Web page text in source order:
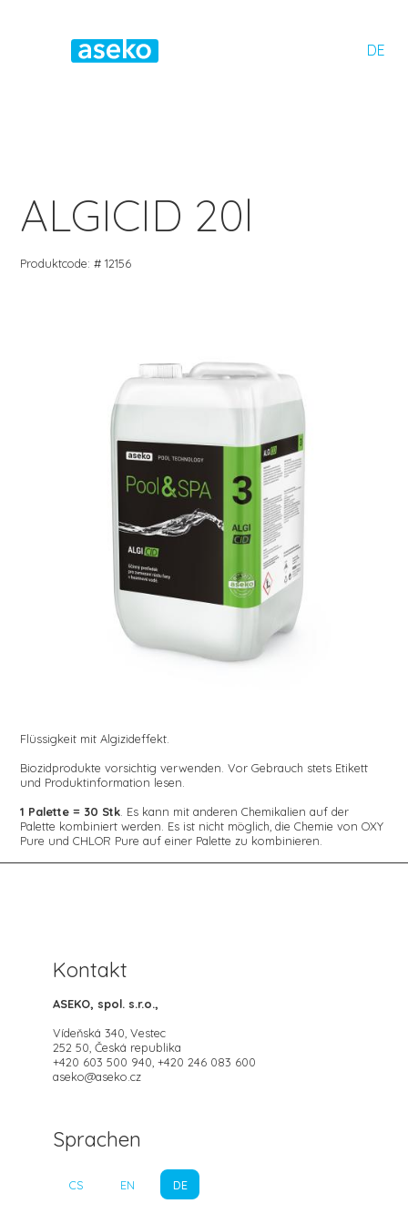
DE
ALGICID 20l
Produktcode: # 12156
Flüssigkeit mit Algizideffekt.
Biozidprodukte vorsichtig verwenden. Vor Gebrauch stets Etikett
und Produktinformation lesen.
1 Palette = 30 Stk . Es kann mit anderen Chemikalien auf der
Palette kombiniert werden. Es ist nicht möglich, die Chemie von OXY
Pure und CHLOR Pure auf einer Palette zu kombinieren.
Kontakt
ASEKO, spol. s.r.o.,
Vídeňská 340, Vestec
252 50, Česká republika
+420 603 500 940, +420 246 083 600
aseko@aseko.cz
Sprachen
CS EN DE